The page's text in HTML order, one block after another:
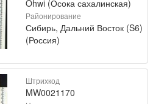
Ohwi (Осока сахалинская)
Районирование
Сибирь, Дальний Восток (S6)
(Россия)
Штрихкод
MW0021170